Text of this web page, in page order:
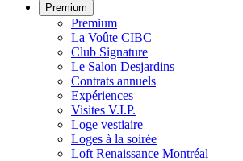
Premium
Premium
La Voûte CIBC
Club Signature
Le Salon Desjardins
Contrats annuels
Expériences
Visites V.I.P.
Loge vestiaire
Loges à la soirée
Loft Renaissance Montréal